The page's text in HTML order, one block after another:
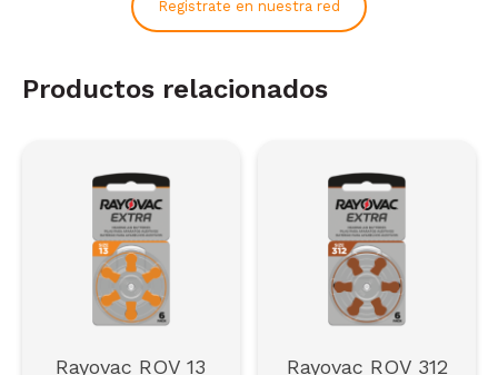
Registrate en nuestra red
Productos relacionados
Rayovac ROV 13
Rayovac ROV 312